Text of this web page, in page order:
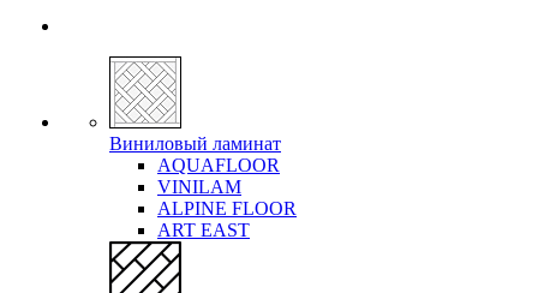
Виниловый ламинат
AQUAFLOOR
VINILAM
ALPINE FLOOR
ART EAST